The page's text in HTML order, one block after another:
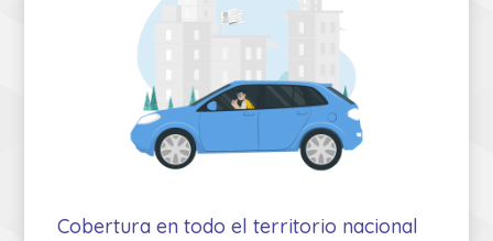
Cobertura en todo el territorio nacional